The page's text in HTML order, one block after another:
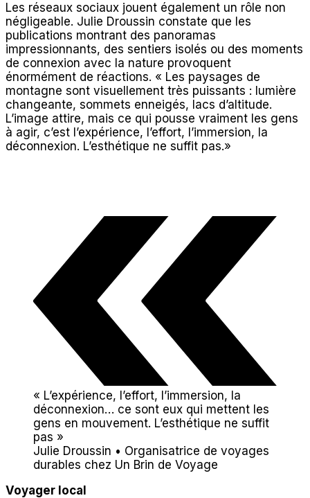
Les réseaux sociaux jouent également un rôle non
négligeable. Julie Droussin constate que les
publications montrant des panoramas
impressionnants, des sentiers isolés ou des moments
de connexion avec la nature provoquent
énormément de réactions. « Les paysages de
montagne sont visuellement très puissants : lumière
changeante, sommets enneigés, lacs d’altitude.
L’image attire, mais ce qui pousse vraiment les gens
à agir, c’est l’expérience, l’effort, l’immersion, la
déconnexion. L’esthétique ne suffit pas.»
« L’expérience, l’effort, l’immersion, la
déconnexion… ce sont eux qui mettent les
gens en mouvement. L’esthétique ne suffit
pas »
Julie Droussin • Organisatrice de voyages
durables chez Un Brin de Voyage
Voyager local